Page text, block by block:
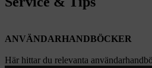
ANVÄNDARHANDBÖCKER
Här hittar du relevanta